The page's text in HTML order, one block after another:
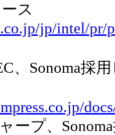
ス
jp/intel/pr/
、Sonoma採
ープ、